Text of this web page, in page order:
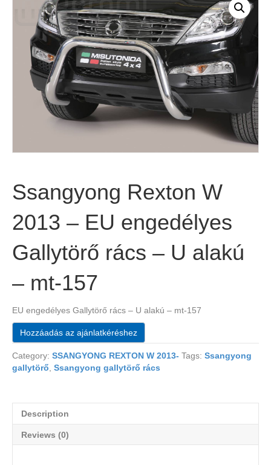
Ssangyong Rexton W
2013 – EU engedélyes
Gallytörő rács – U alakú
– mt-157
EU engedélyes Gallytörő rács – U alakú – mt-157
Hozzáadás az ajánlatkéréshez
Category: SSANGYONG REXTON W 2013- Tags: Ssangyong
gallytörő, Ssangyong gallytörő rács
Description
Reviews (0)